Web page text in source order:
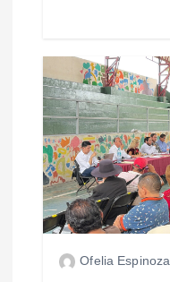
a
s
Ofelia Espinoza